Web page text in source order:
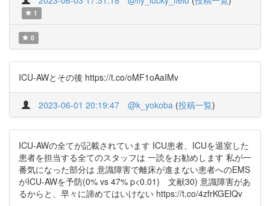
1
0
ICU‐AWとその後 https://t.co/oMF1oAaIMv
2023-06-01 20:19:47 @k_yokoba (投稿一覧)
ICU-AWの全てが記載されています ICU患者、ICUを退室した
患者を担当する全てのスタッフは 一読をお勧めします 私が一
番気になった部分は 意識障害で離床が進まない患者へのEMS
がICU-AWを予防(0% vs 47% p<0.01) 文献30) 意識障害があ
るからと、早々に諦めてはいけない https://t.co/4zfrKGElQv